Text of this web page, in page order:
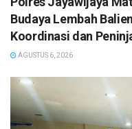
Budaya Lembah
Koordinasi dan
AGUSTUS 6, 2026